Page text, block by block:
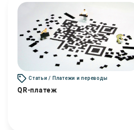
Статьи / Платежи и переводы
QR-платеж